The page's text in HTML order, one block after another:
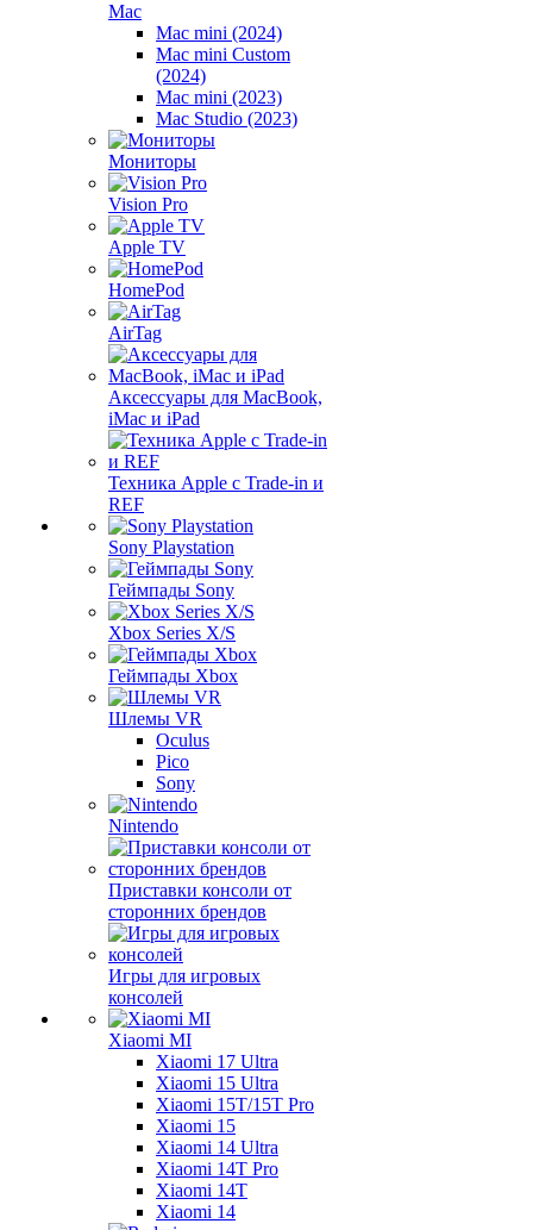
Mac
Mac mini (2024)
Mac mini Custom
(2024)
Mac mini (2023)
Mac Studio (2023)
Мониторы
Vision Pro
Apple TV
HomePod
AirTag
Аксессуары для MacBook,
iMac и iPad
Техника Apple с Trade-in и
REF
Sony Playstation
Геймпады Sony
Xbox Series X/S
Геймпады Xbox
Шлемы VR
Oculus
Pico
Sony
Nintendo
Приставки консоли от
сторонних брендов
Игры для игровых
консолей
Xiaomi MI
Xiaomi 17 Ultra
Xiaomi 15 Ultra
Xiaomi 15T/15T Pro
Xiaomi 15
Xiaomi 14 Ultra
Xiaomi 14T Pro
Xiaomi 14T
Xiaomi 14